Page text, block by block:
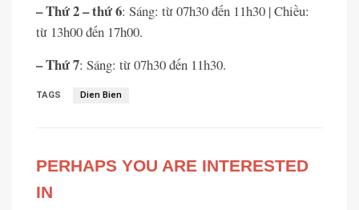
– Thứ 2 – thứ 6: Sáng: từ 07h30 đến 11h30 | Chiều:
từ 13h00 đến 17h00.
– Thứ 7: Sáng: từ 07h30 đến 11h30.
TAGS Dien Bien
PERHAPS YOU ARE INTERESTED
IN